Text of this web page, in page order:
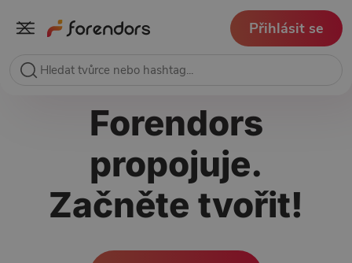
Přihlásit se
Forendors
propojuje.
Začněte tvořit!